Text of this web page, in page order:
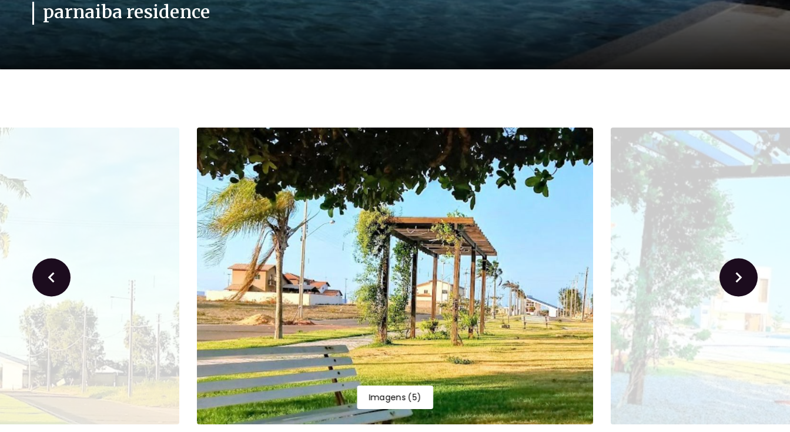
parnaiba residence
Imagens(5)